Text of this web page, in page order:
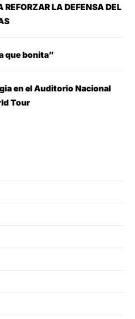
REFORZAR LA DEFENSA DEL
que bonita”
en el Auditorio Nacional
Tour